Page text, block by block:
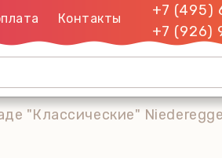
Контакты
+7 (495)
+7 (926)
"Классические"